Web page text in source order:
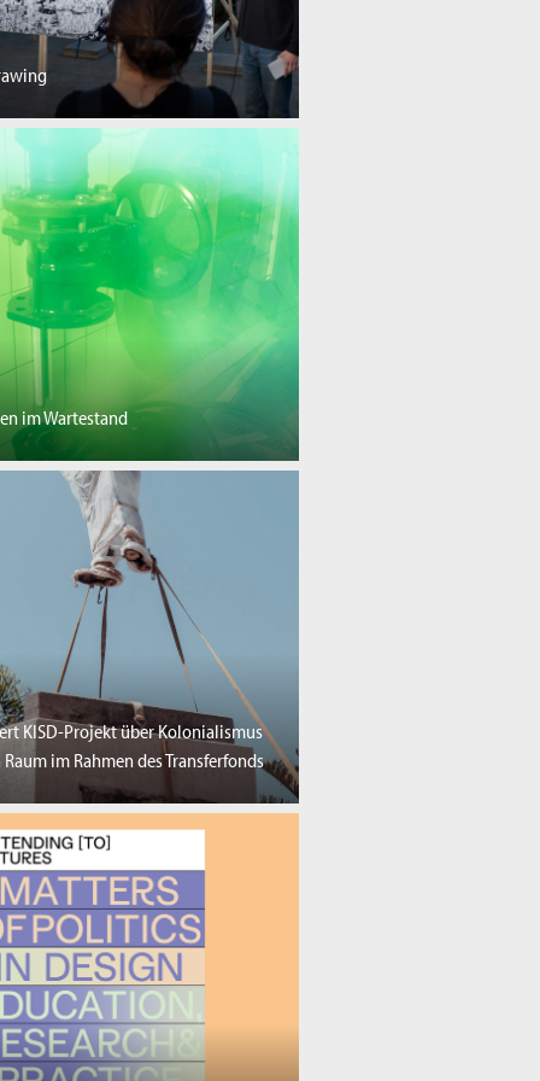
im Wartestand
KISD-Projekt über Kolonialismus
im Rahmen des Transferfonds